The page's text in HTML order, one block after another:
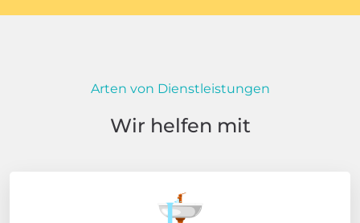
Arten von Dienstleistungen
Wir helfen mit